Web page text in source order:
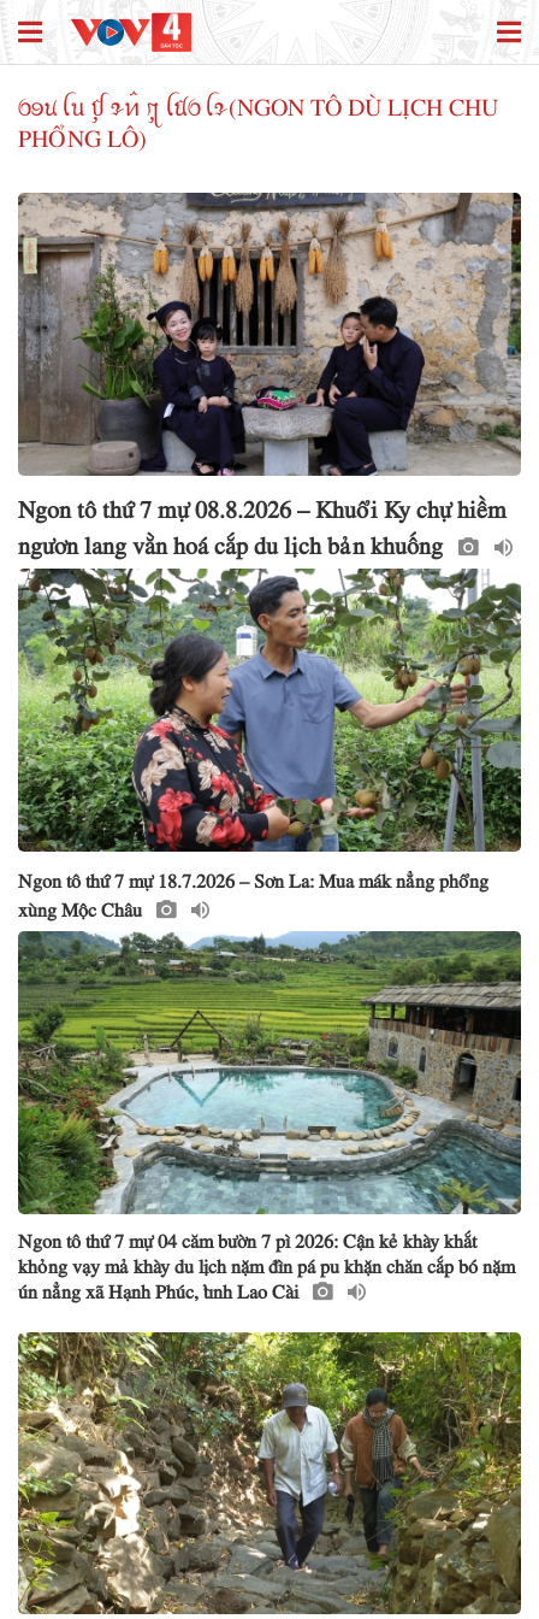
ꪉꪮꪙ ꪶꪕ ꪤꪴ ꪩꪀꪲ ꪋꪴ ꪶꪠꪉ ꪶꪩ(NGON TÔ DÙ LỊCH CHU
PHỔNG LÔ)
Ngon tô thứ 7 mự 08.8.2026 – Khuổi Ky chự hiềm
ngươn lang vằn hoá cắp du lịch bản khuống
Ngon tô thứ 7 mự 18.7.2026 – Sơn La: Mua mák nẳng phổng
xùng Mộc Châu
Ngon tô thứ 7 mự 04 căm bườn 7 pì 2026: Cận kẻ khày khắt
khỏng vạy mả khày du lịch nặm đìn pá pu khặn chăn cắp bó nặm
ún nẳng xã Hạnh Phúc, tỉnh Lao Cài